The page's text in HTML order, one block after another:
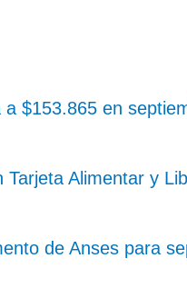
$153.865 en
Alimentar y
de Anses para